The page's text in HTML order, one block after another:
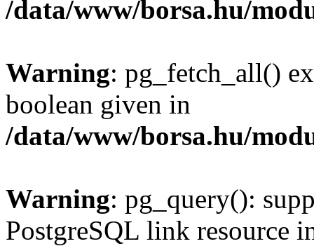
/data/www/borsa.hu/
Warning: pg_fetch_all()
boolean given in
/data/www/borsa.hu/
Warning: pg_query():
PostgreSQL link resource